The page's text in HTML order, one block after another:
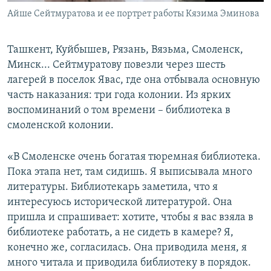
Айше Сейтмуратова и ее портрет работы Кязима Эминова
Ташкент, Куйбышев, Рязань, Вязьма, Смоленск,
Минск... Сейтмуратову повезли через шесть
лагерей в поселок Явас, где она отбывала основную
часть наказания: три года колонии. Из ярких
воспоминаний о том времени – библиотека в
смоленской колонии.
«В Смоленске очень богатая тюремная библиотека.
Пока этапа нет, там сидишь. Я выписывала много
литературы. Библиотекарь заметила, что я
интересуюсь исторической литературой. Она
пришла и спрашивает: хотите, чтобы я вас взяла в
библиотеке работать, а не сидеть в камере? Я,
конечно же, согласилась. Она приводила меня, я
много читала и приводила библиотеку в порядок.